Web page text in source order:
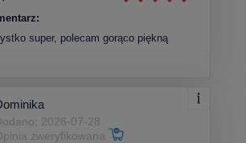
super, polecam gorąco piękną
2026-07-28
zweryfikowana